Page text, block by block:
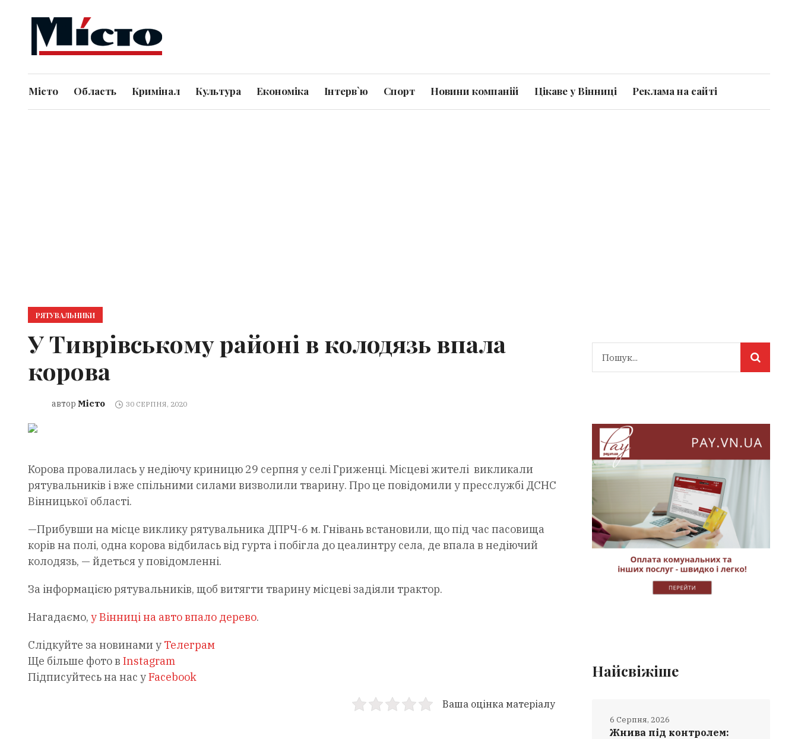
Місто Область Кримінал Культура Економіка Інтерв`ю Спорт Новини компаній Цікаве у Вінниці Реклама на сайті
РЯТУВАЛЬНИКИ
У Тиврівському районі в колодязь впала
корова
автор Місто 30 СЕРПНЯ, 2020
Корова провалилась у недіючу криницю 29 серпня у селі Гриженці. Місцеві жителі викликали
рятувальників і вже спільними силами визволили тварину. Про це повідомили у пресслужбі ДСНС
Вінницької області.
—Прибувши на місце виклику рятувальника ДПРЧ-6 м. Гнівань встановили, що під час пасовища
корів на полі, одна корова відбилась від гурта і побігла до цеалинтру села, де впала в недіючий
колодязь, — йдеться у повідомленні.
За інформацією рятувальників, щоб витягти тварину місцеві задіяли трактор.
Нагадаємо, у Вінниці на авто впало дерево.
Слідкуйте за новинами у Телеграм
Ще більше фото в Instagram
Підписуйтесь на нас уFacebook
Ваша оцінка матеріалу
Найсвіжіше
Жнива під контролем:
6 Серпня, 2026